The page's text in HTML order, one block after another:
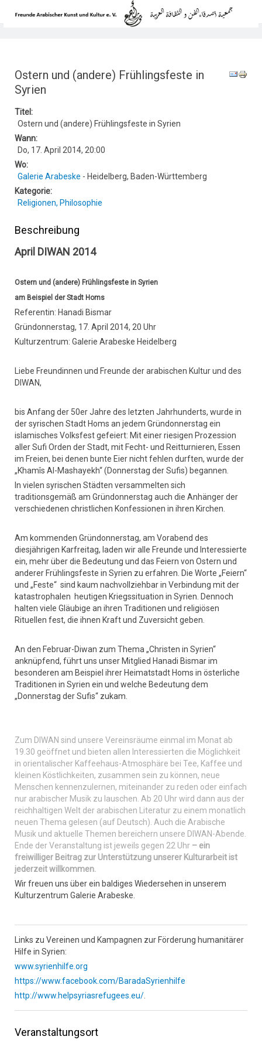
Ostern und (andere) Frühlingsfeste in
Syrien
Titel:
Ostern und (andere) Frühlingsfeste in Syrien
Wann:
Do, 17. April 2014, 20:00
Wo:
Galerie Arabeske - Heidelberg, Baden-Württemberg
Kategorie:
Religionen, Philosophie
Beschreibung
April DIWAN 2014
Ostern und (andere) Frühlingsfeste in Syrien
am Beispiel der Stadt Homs
Referentin: Hanadi Bismar
Gründonnerstag, 17. April 2014, 20 Uhr
Kulturzentrum: Galerie Arabeske Heidelberg
Liebe Freundinnen und Freunde der arabischen Kultur und des
DIWAN,
bis Anfang der 50er Jahre des letzten Jahrhunderts, wurde in
der syrischen Stadt Homs an jedem Gründonnerstag ein
islamisches Volksfest gefeiert: Mit einer riesigen Prozession
aller Sufi Orden der Stadt, mit Fecht- und Reitturnieren, Essen
im Freien, bei denen bunte Eier nicht fehlen durften, wurde der
„Khamîs Al-Mashayekh“ (Donnerstag der Sufis) begannen.
In vielen syrischen Städten versammelten sich
traditionsgemäß am Gründonnerstag auch die Anhänger der
verschiedenen christlichen Konfessionen in ihren Kirchen.
Am kommenden Gründonnerstag, am Vorabend des
diesjährigen Karfreitag, laden wir alle Freunde und Interessierte
ein, mehr über die Bedeutung und das Feiern von Ostern und
anderer Frühlingsfeste in Syrien zu erfahren. Die Worte „Feiern“
und „Feste“ sind kaum nachvollziehbar in Verbindung mit der
katastrophalen heutigen Kriegssituation in Syrien. Dennoch
halten viele Gläubige an ihren Traditionen und religiösen
Rituellen fest, die ihnen Kraft und Zuversicht geben.
An den Februar-Diwan zum Thema „Christen in Syrien“
anknüpfend, führt uns unser Mitglied Hanadi Bismar im
besonderen am Beispiel ihrer Heimatstadt Homs in österliche
Traditionen in Syrien ein und welche Bedeutung dem
„Donnerstag der Sufis“ zukam.
Zum DIWAN sind unsere Vereinsräume einmal im Monat ab
19.30 geöffnet und bieten allen Interessierten die Möglichkeit
in orientalischer Kaffeehaus-Atmosphäre bei Tee, Kaffee und
kleinen Köstlichkeiten, zusammen sein zu können, neue
Menschen kennenzulernen, miteinander zu reden oder einfach
nur arabischer Musik zu lauschen. Ab 20 Uhr wird dann aus der
reichhaltigen Welt der arabischen Literatur zu einem monatlich
neuen Thema gelesen (auf Deutsch). Auch die Arabische
Musik und aktuelle Themen bereichern unsere DIWAN-Abende.
Ende der Veranstaltung ist jeweils gegen 22 Uhr – ein
freiwilliger Beitrag zur Unterstützung unserer Kulturarbeit ist
jederzeit willkommen.
Wir freuen uns über ein baldiges Wiedersehen in unserem
Kulturzentrum Galerie Arabeske.
Links zu Vereinen und Kampagnen zur Förderung humanitärer
Hilfe in Syrien:
www.syrienhilfe.org
https://www.facebook.com/BaradaSyrienhilfe
http://www.helpsyriasrefugees.eu/
Veranstaltungsort